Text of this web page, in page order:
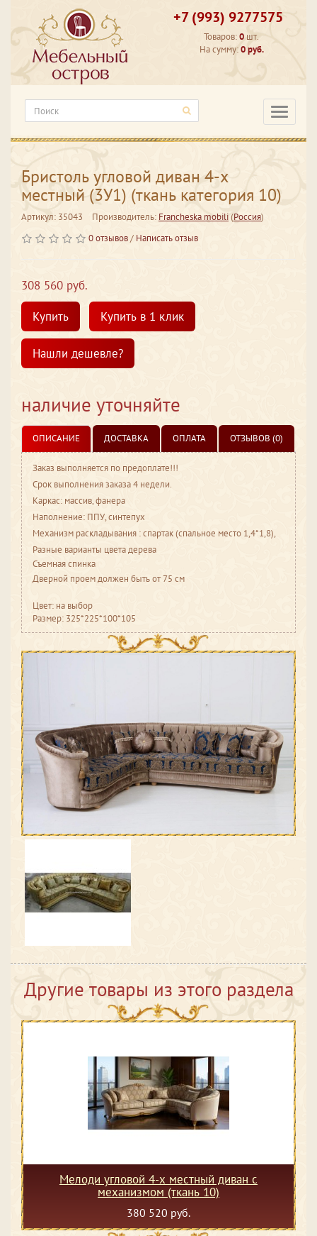
+7 (993) 9277575
Товаров:0 шт.
На сумму:0 руб.
Бристоль угловой диван 4-х
местный (3У1) (ткань категория 10)
Артикул: 35043 Производитель: Francheska mobili(Россия)
0 отзывов/ Написать отзыв
308 560 руб.
Купить
Купить в 1 клик
Нашли дешевле?
наличие уточняйте
ОПИСАНИЕ ДОСТАВКА ОПЛАТА ОТЗЫВОВ (0)
Заказ выполняется по предоплате!!!
Срок выполнения заказа 4 недели.
Каркас: массив, фанера
Наполнение: ППУ, синтепух
Механизм раскладывания : спартак (спальное место 1,4*1,8),
Разные варианты цвета дерева
Cъемная спинка
Дверной проем должен быть от 75 см
Цвет: на выбор
Размер: 325*225*100*105
Другие товары из этого раздела
Мелоди угловой 4-х местный диван с
механизмом (ткань 10)
380 520 руб.